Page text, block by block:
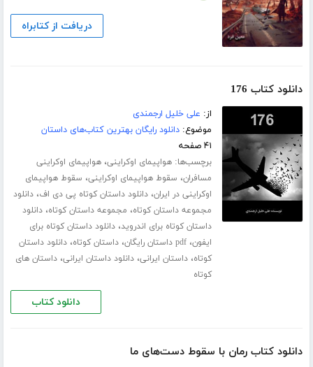
دریافت از کتابراه
دانلود کتاب 176
از: علی خلیل ارجمندی
موضوع:دانلود رایگان بهترین کتاب‌های داستان
۴۱ صفحه
برچسب‌ها:هواپیمای اوکراینی،هواپیمای اوکراینی
مسافران، سقوط هواپیمای اوکراینی، سقوط هواپیمای
اوکراینی در ایران،دانلود داستان کوتاه پی دی اف،دانلود
مجموعه داستان کوتاه، مجموعه داستان کوتاه،دانلود
داستان کوتاه برای اندروید،دانلود داستان کوتاه برای
ایفون،pdf داستان رایگان ،داستان کوتاه،دانلود داستان
کوتاه،داستان ایرانی،دانلود داستان ایرانی،داستان های
کوتاه
دانلود کتاب
دانلود کتاب رمان با سقوط دست‌های ما